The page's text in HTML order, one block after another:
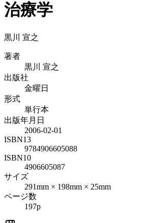
治療学
黒川 宣之
著者
黒川 宣之
出版社
金曜日
形式
単行本
出版年月日
2006-02-01
ISBN13
9784906605088
ISBN10
4906605087
サイズ
291mm × 198mm × 25mm
ページ数
197p